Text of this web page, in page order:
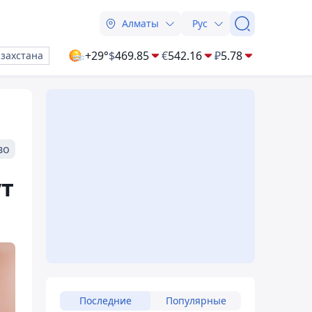
Алматы Рус
+29°$469.85 €542.16 ₽5.78
Последние Популярные